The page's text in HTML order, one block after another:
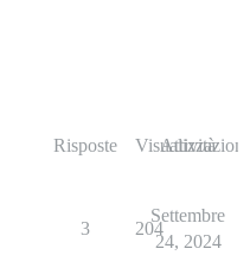
Risposte Visualizzazioni
Attività
3 204
Settembre
24, 2024